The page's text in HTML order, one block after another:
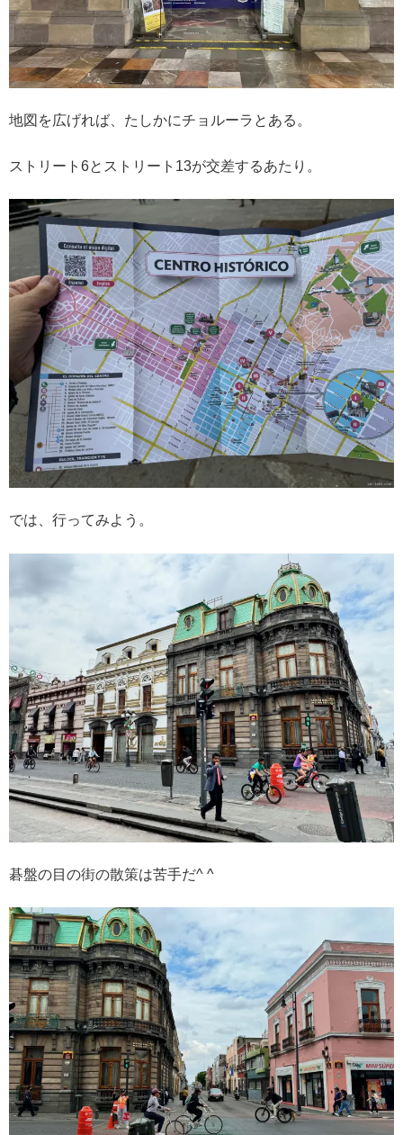
地図を広げれば、たしかにチョルーラとある。
ストリート6とストリート13が交差するあたり。
では、行ってみよう。
碁盤の目の街の散策は苦手だ^ ^